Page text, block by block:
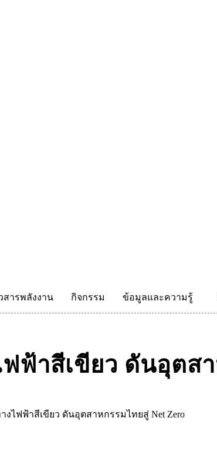
สารพลังงาน กิจกรรม ข้อมูลและความรู้
ฟฟ้าสีเขียว ดันอุตส
างไฟฟ้าสีเขียว ดันอุตสาหกรรมไทยสู่ Net Zero